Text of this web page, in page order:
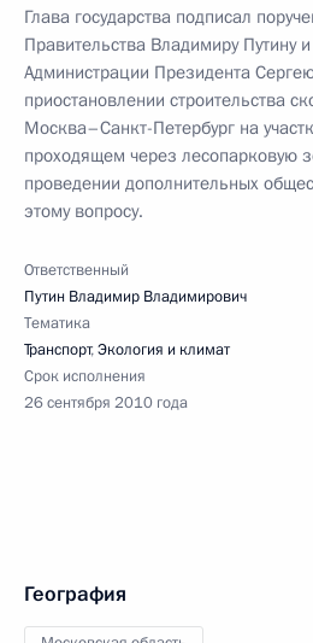
Глава государства подписал
Правительства Владимиру Путину
Администрации Президента
приостановлении строительства
Москва–Санкт-Петербург на
проходящем через лесопарковую
проведении дополнительных
этому вопросу.
Ответственный
Путин Владимир Владимирович
Тематика
Транспорт,Экология и климат
Срок исполнения
26 сентября 2010 года
География